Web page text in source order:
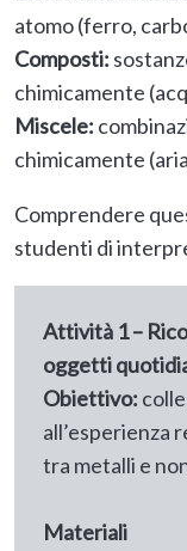
atomo (ferro,
Composti:
chimicamente
Miscele:
chimicamente
Comprendere
studenti di
Attività 1 –
oggetti
Obiettivo:
all’esperienza
tra metalli e
Materiali